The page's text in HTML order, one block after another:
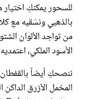
للسحور يمكنكِ اختيار
بالذهبي ونسّقيه مع
من تواجد الألوان
الأسود الملكي،
ننصحكِ أيضاً بالقفطان
المخمل الأزرق الداكن